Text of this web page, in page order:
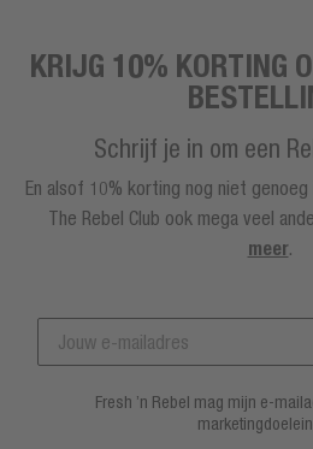
KRIJG 10% KORTING
Schrijf je in om een
En alsof 10% korting nog niet
The Rebel Club ook mega veel
meer.
Fresh ’n Rebel mag mijn e-